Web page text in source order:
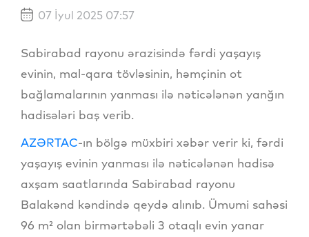
07 İyul 2025 07:57
Sabirabad rayonu ərazisində fərdi yaşayış
evinin, mal-qara tövləsinin, həmçinin ot
bağlamalarının yanması ilə nəticələnən yanğın
hadisələri baş verib.
AZƏRTAC-ın bölgə müxbiri xəbər verir ki, fərdi
yaşayış evinin yanması ilə nəticələnən hadisə
axşam saatlarında Sabirabad rayonu
Balakənd kəndində qeydə alınıb. Ümumi sahəsi
96 m² olan birmərtəbəli 3 otaqlı evin yanar